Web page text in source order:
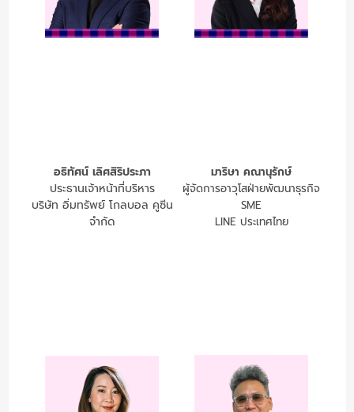
อธิทัศน์ เลิศสิริประภา
ประธานเจ้าหน้าที่บริหาร
บริษัท อิ่มทรัพย์ โกลบอล คูซีน
จำกัด
มาริษา คณานุรักษ์
ผู้จัดการอาวุโสฝ่ายพัฒนาธุรกิจ
SME
LINE ประเทศไทย